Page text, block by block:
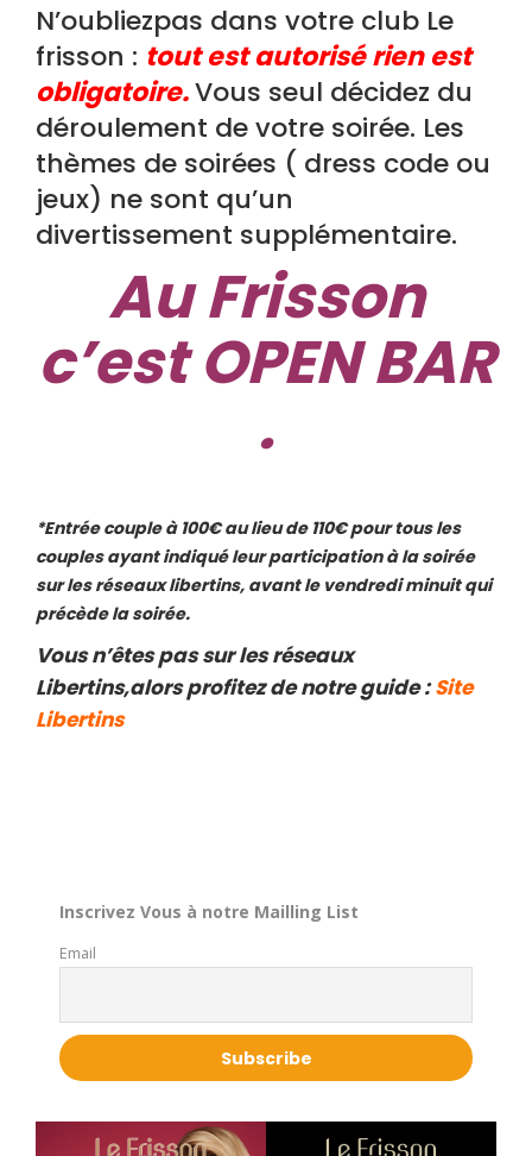
N’oubliezpas dans votre club Le
frisson : tout est autorisé rien est
obligatoire.Vous seul décidez du
déroulement de votre soirée. Les
thèmes de soirées ( dress code ou
jeux) ne sont qu’un
divertissement supplémentaire.
Au Frisson
c’est OPEN BAR
.
*Entrée couple à 100€ au lieu de 110€ pour tous les
couples ayant indiqué leur participation à la soirée
sur les réseaux libertins, avant le vendredi minuit qui
précède la soirée.
Vous n’êtes pas sur les réseaux
Libertins,alors profitez de notre guide :Site
Libertins
Inscrivez Vous à notre Mailling List
Email